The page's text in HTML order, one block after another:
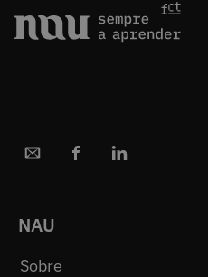
NAU
Sobre